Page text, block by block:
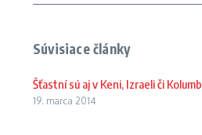
Súvisiace články
Šťastní sú aj v Keni, Izraeli či
19. marca 2014